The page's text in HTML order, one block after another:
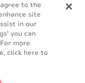
to the
site
in our
you can
more
click here to